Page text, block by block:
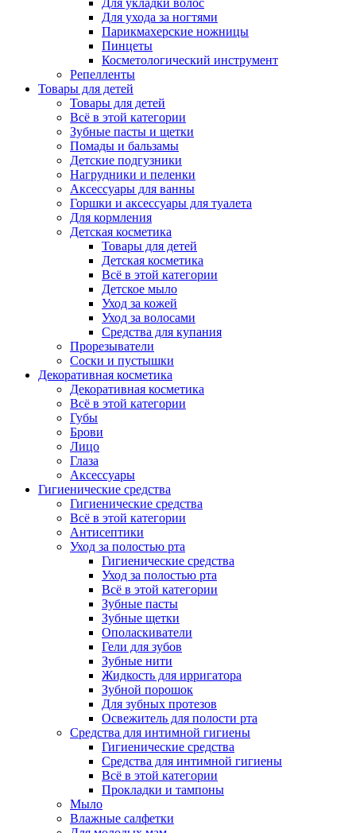
Для укладки волос
Для ухода за ногтями
Парикмахерские ножницы
Пинцеты
Косметологический инструмент
Репелленты
Товары для детей
Товары для детей
Всё в этой категории
Зубные пасты и щетки
Помады и бальзамы
Детские подгузники
Нагрудники и пеленки
Аксессуары для ванны
Горшки и аксессуары для туалета
Для кормления
Детская косметика
Товары для детей
Детская косметика
Всё в этой категории
Детское мыло
Уход за кожей
Уход за волосами
Средства для купания
Прорезыватели
Соски и пустышки
Декоративная косметика
Декоративная косметика
Всё в этой категории
Губы
Брови
Лицо
Глаза
Аксессуары
Гигиенические средства
Гигиенические средства
Всё в этой категории
Антисептики
Уход за полостью рта
Гигиенические средства
Уход за полостью рта
Всё в этой категории
Зубные пасты
Зубные щетки
Ополаскиватели
Гели для зубов
Зубные нити
Жидкость для ирригатора
Зубной порошок
Для зубных протезов
Освежитель для полости рта
Средства для интимной гигиены
Гигиенические средства
Средства для интимной гигиены
Всё в этой категории
Прокладки и тампоны
Мыло
Влажные салфетки